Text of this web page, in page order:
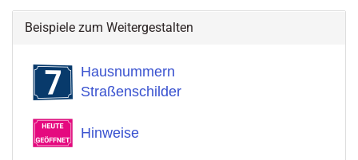
Beispiele zum Weitergestalten
Hausnummern
Straßenschilder
Hinweise